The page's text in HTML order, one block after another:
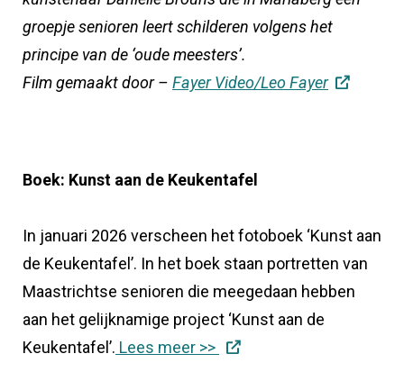
groepje senioren leert schilderen volgens het
principe van de ‘oude meesters’.
Film gemaakt door – Fayer Video/Leo Fayer
Boek: Kunst aan de Keukentafel
In januari 2026 verscheen het fotoboek ‘Kunst aan
de Keukentafel’. In het boek staan portretten van
Maastrichtse senioren die meegedaan hebben
aan het gelijknamige project ‘Kunst aan de
Keukentafel’. Lees meer >>